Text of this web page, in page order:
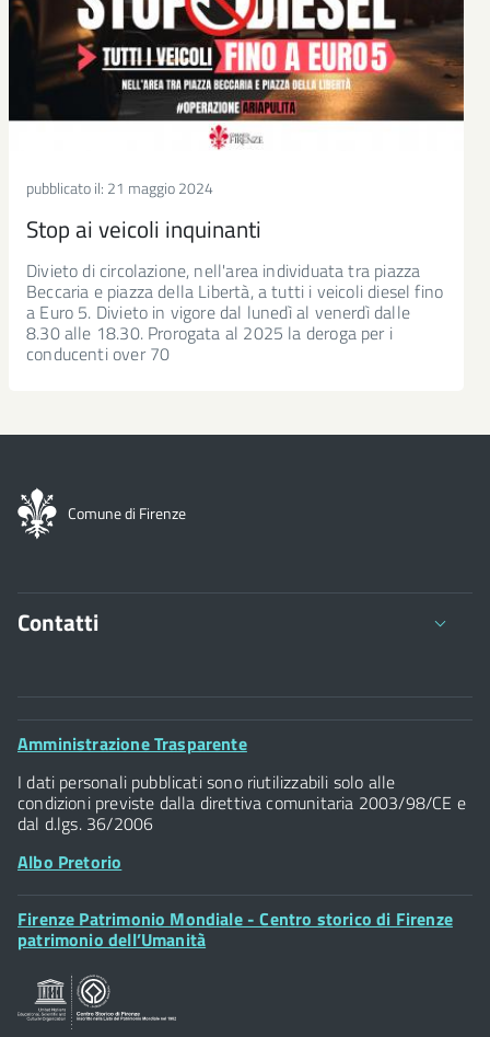
pubblicato il: 21 maggio 2024
Stop ai veicoli inquinanti
Divieto di circolazione, nell'area individuata tra piazza
Beccaria e piazza della Libertà, a tutti i veicoli diesel fino
a Euro 5. Divieto in vigore dal lunedì al venerdì dalle
8.30 alle 18.30. Prorogata al 2025 la deroga per i
conducenti over 70
Comune di Firenze
Contatti
Comune di Firenze
Palazzo Vecchio
Piazza della Signoria - 50122, Firenze
P.IVA 01307110484
Posta Elettronica Certificata
Footer
Amministrazione Trasparente
I dati personali pubblicati sono riutilizzabili solo alle
condizioni previste dalla direttiva comunitaria 2003/98/CE e
dal d.lgs. 36/2006
Albo Pretorio
Footer
Widget
Firenze Patrimonio Mondiale - Centro storico di Firenze
patrimonio dell’Umanità